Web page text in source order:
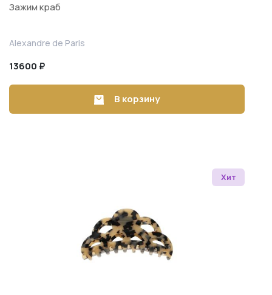
Зажим краб
Alexandre de Paris
13600 ₽
В корзину
Хит